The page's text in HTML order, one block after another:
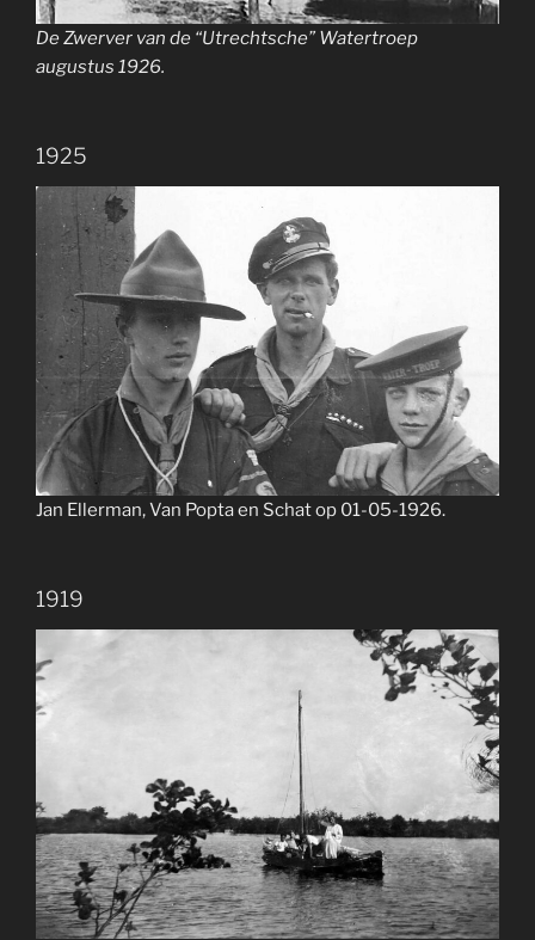
De Zwerver van de “Utrechtsche” Watertroep
augustus 1926.
1925
Jan Ellerman, Van Popta en Schat op 01-05-1926.
1919